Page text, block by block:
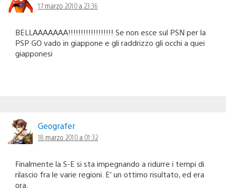
17 marzo 2010 a 23:36
BELLAAAAAAA!!!!!!!!!!!!!!!!!! Se non esce sul PSN per la
PSP GO vado in giappone e gli raddrizzo gli occhi a quei
giapponesi
Geografer
18 marzo 2010 a 01:32
Finalmente la S-E si sta impegnando a ridurre i tempi di
rilascio fra le varie regioni. E’ un ottimo risultato, ed era
ora.